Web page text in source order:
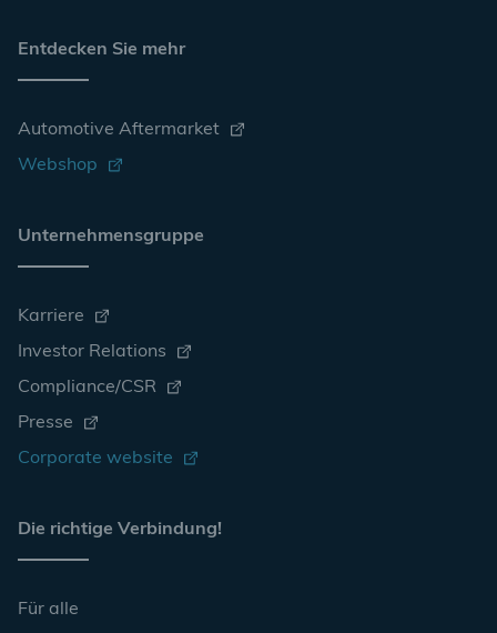
Entdecken Sie mehr
Automotive Aftermarket
Webshop
Unternehmensgruppe
Karriere
Investor Relations
Compliance/CSR
Presse
Corporate website
Die richtige Verbindung!
Für alle